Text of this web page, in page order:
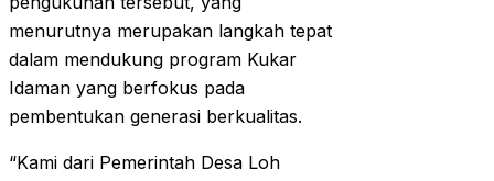
menurutnya merupakan langkah tepat
dalam mendukung program Kukar
Idaman yang berfokus pada
pembentukan generasi berkualitas.
“Kami dari Pemerintah Desa Loh